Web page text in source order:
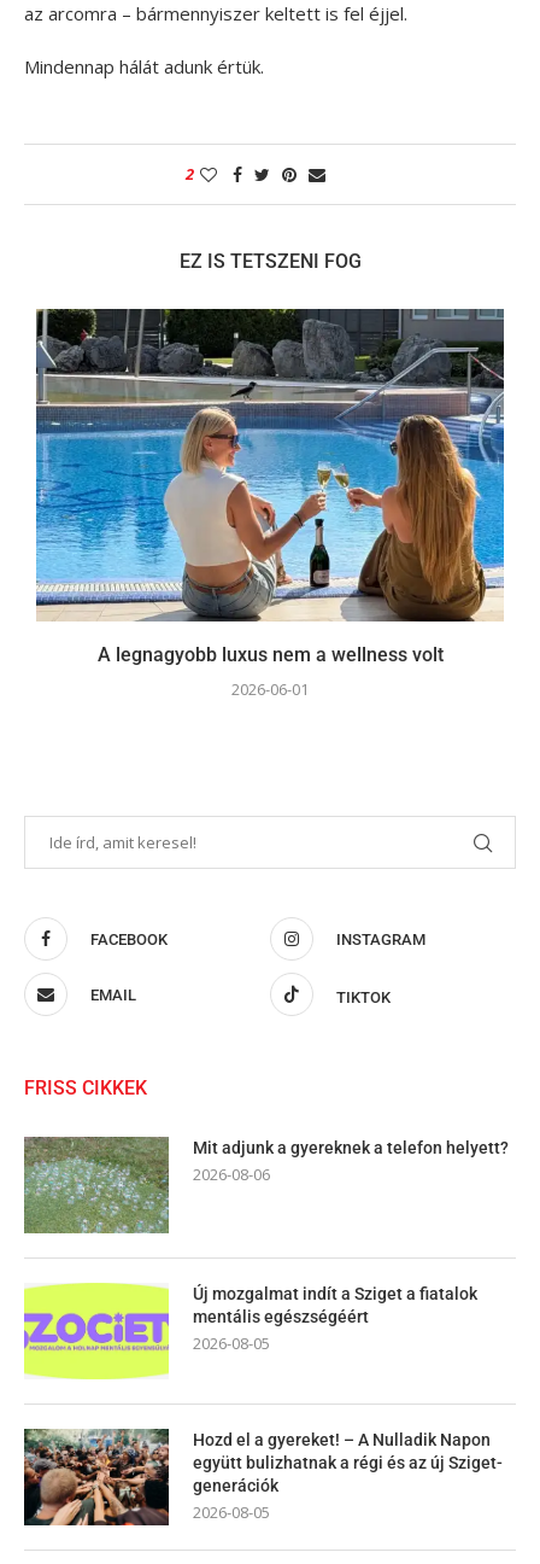
az arcomra – bármennyiszer keltett is fel éjjel.
Mindennap hálát adunk értük.
2
EZ IS TETSZENI FOG
A legnagyobb luxus nem a wellness volt
2026-06-01
FACEBOOK INSTAGRAM
EMAIL TIKTOK
FRISS CIKKEK
Mit adjunk a gyereknek a telefon helyett?
2026-08-06
Új mozgalmat indít a Sziget a fiatalok
mentális egészségéért
2026-08-05
Hozd el a gyereket! – A Nulladik Napon
együtt bulizhatnak a régi és az új Sziget-
generációk
2026-08-05